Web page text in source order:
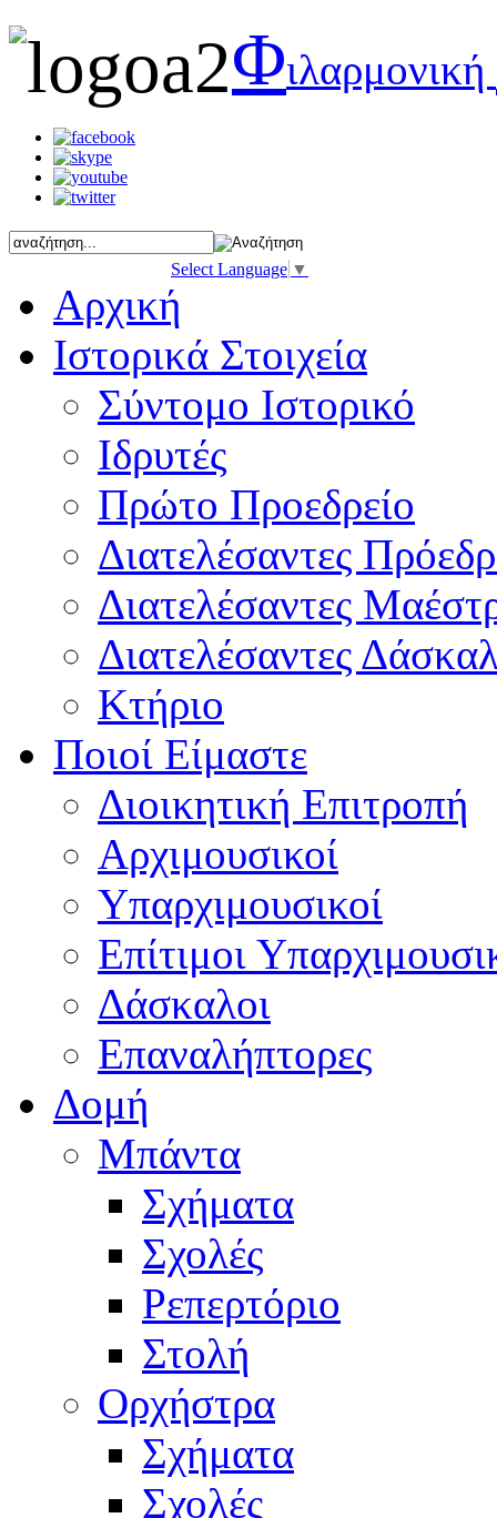
Φιλαρμονική
Select Language ▼
Αρχική
Ιστορικά Στοιχεία
Σύντομο Ιστορικό
Ιδρυτές
Πρώτο Προεδρείο
Διατελέσαντες
Διατελέσαντες
Διατελέσαντες
Κτήριο
Ποιοί Είμαστε
Διοικητική Επιτροπή
Aρχιμουσικοί
Υπαρχιμουσικοί
Επίτιμοι
Δάσκαλοι
Επαναλήπτορες
Δομή
Μπάντα
Σχήματα
Σχολές
Ρεπερτόριο
Στολή
Ορχήστρα
Σχήματα
Σχολές